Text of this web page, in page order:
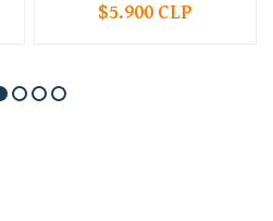
$5.900 CLP